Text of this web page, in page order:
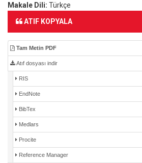
Makale Dili: Türkçe
ATIF KOPYALA
Tam Metin PDF
Atıf dosyası indir
RIS
EndNote
BibTex
Medlars
Procite
Reference Manager